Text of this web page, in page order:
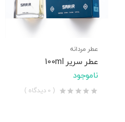
عطر مردانه
عطر سریر 100ml
ناموجود
( 0 دیدگاه )